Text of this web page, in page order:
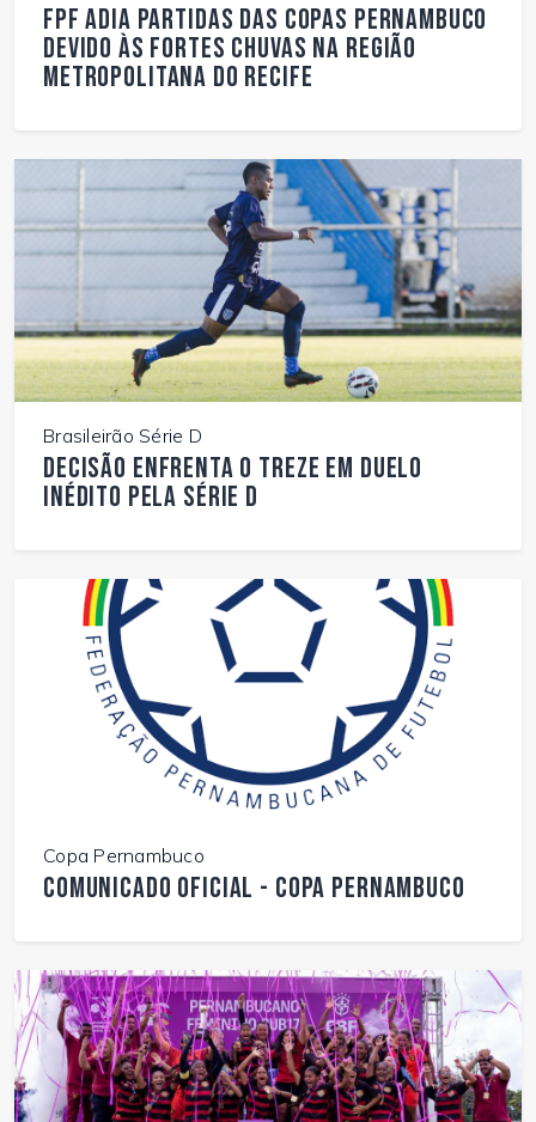
FPF adia partidas das Copas Pernambuco
devido às fortes chuvas na Região
Metropolitana do Recife
Brasileirão Série D
Decisão enfrenta o Treze em duelo
inédito pela Série D
Copa Pernambuco
Comunicado Oficial - Copa Pernambuco